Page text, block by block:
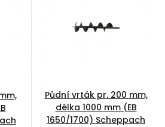
Půdní vrták pr. 200 mm,
délka 1000 mm (EB
1650/1700) Scheppach